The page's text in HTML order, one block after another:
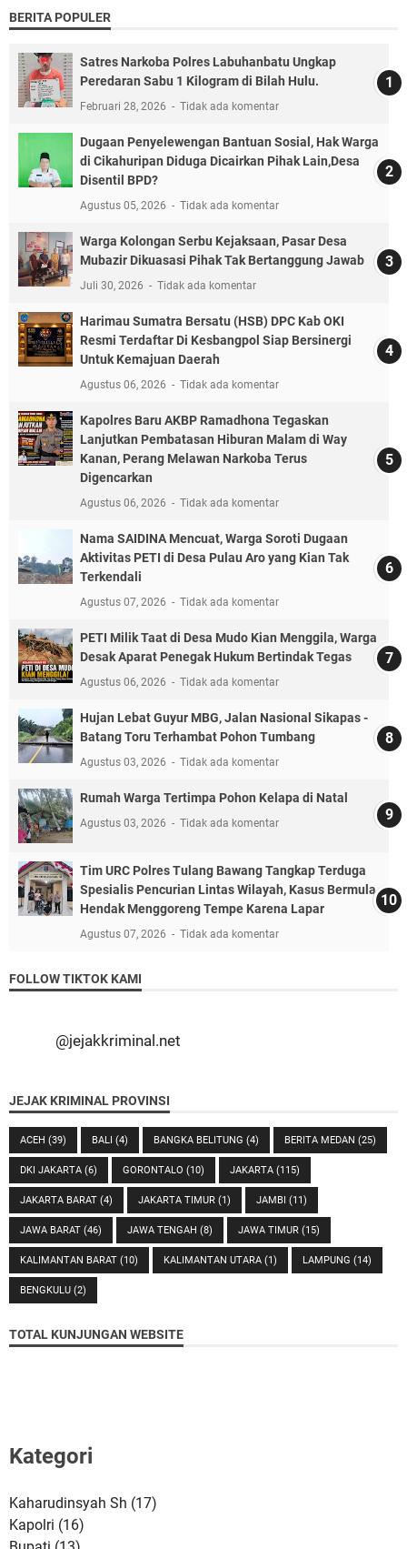
BERITA POPULER
Satres Narkoba Polres Labuhanbatu Ungkap
Peredaran Sabu 1 Kilogram di Bilah Hulu.
Februari 28, 2026 Tidak ada komentar
Dugaan Penyelewengan Bantuan Sosial, Hak Warga
di Cikahuripan Diduga Dicairkan Pihak Lain,Desa
Disentil BPD?
Agustus 05, 2026 Tidak ada komentar
Warga Kolongan Serbu Kejaksaan, Pasar Desa
Mubazir Dikuasasi Pihak Tak Bertanggung Jawab
Juli 30, 2026 Tidak ada komentar
Harimau Sumatra Bersatu (HSB) DPC Kab OKI
Resmi Terdaftar Di Kesbangpol Siap Bersinergi
Untuk Kemajuan Daerah
Agustus 06, 2026 Tidak ada komentar
Kapolres Baru AKBP Ramadhona Tegaskan
Lanjutkan Pembatasan Hiburan Malam di Way
Kanan, Perang Melawan Narkoba Terus
Digencarkan
Agustus 06, 2026 Tidak ada komentar
Nama SAIDINA Mencuat, Warga Soroti Dugaan
Aktivitas PETI di Desa Pulau Aro yang Kian Tak
Terkendali
Agustus 07, 2026 Tidak ada komentar
PETI Milik Taat di Desa Mudo Kian Menggila, Warga
Desak Aparat Penegak Hukum Bertindak Tegas
Agustus 06, 2026 Tidak ada komentar
Hujan Lebat Guyur MBG, Jalan Nasional Sikapas -
Batang Toru Terhambat Pohon Tumbang
Agustus 03, 2026 Tidak ada komentar
Rumah Warga Tertimpa Pohon Kelapa di Natal
Agustus 03, 2026 Tidak ada komentar
Tim URC Polres Tulang Bawang Tangkap Terduga
Spesialis Pencurian Lintas Wilayah, Kasus Bermula
Hendak Menggoreng Tempe Karena Lapar
Agustus 07, 2026 Tidak ada komentar
FOLLOW TIKTOK KAMI
@jejakkriminal.net
JEJAK KRIMINAL PROVINSI
ACEH (39) BALI (4) BANGKA BELITUNG (4) BERITA MEDAN (25)
DKI JAKARTA (6) GORONTALO (10) JAKARTA (115)
JAKARTA BARAT (4) JAKARTA TIMUR (1) JAMBI (11)
JAWA BARAT (46) JAWA TENGAH (8) JAWA TIMUR (15)
KALIMANTAN BARAT (10) KALIMANTAN UTARA (1) LAMPUNG (14)
BENGKULU (2)
TOTAL KUNJUNGAN WEBSITE
Kategori
Kaharudinsyah Sh (17)
Kapolri (16)